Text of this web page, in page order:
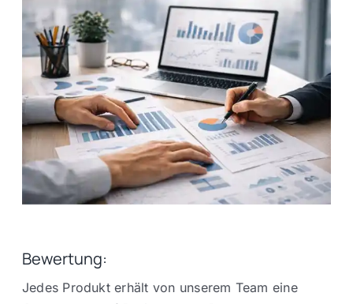
Bewertung:
Jedes Produkt erhält von unserem Team eine